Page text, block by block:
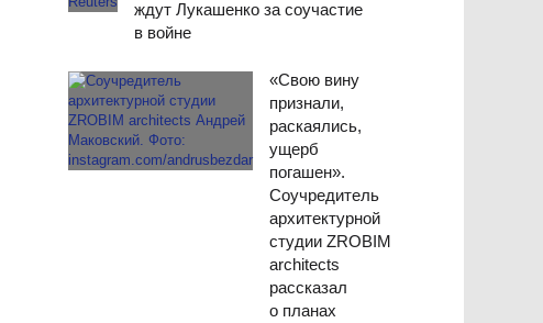
ждут Лукашенко за соучастие
в войне
«Свою вину
признали,
раскаялись,
ущерб
погашен».
Соучредитель
архитектурной
студии ZROBIM
architects
рассказал
о планах